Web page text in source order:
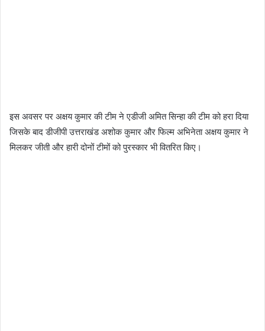
इस अवसर पर अक्षय कुमार की टीम ने एडीजी अमित सिन्हा की टीम को हरा दिया
जिसके बाद डीजीपी उत्तराखंड अशोक कुमार और फिल्म अभिनेता अक्षय कुमार ने
मिलकर जीती और हारी दोनों टीमों को पुरस्कार भी वितरित किए।